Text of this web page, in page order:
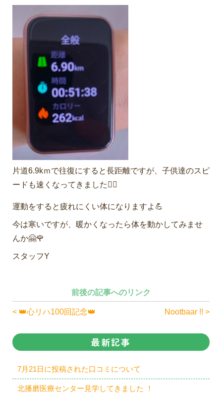
片道6.9kｍで往復にすると長距離ですが、子供達のスピ
ードも速くなってきました🚵‍♀️
運動をすると疲れにくい体になりますよ💪
今は寒いですが、暖かくなったら体を動かしてみませ
んか🤗🌹
スタッフY
前後の記事へのリンク
< 👑心リハ100回記念👑 Nootbaar !! >
最新記事
7月21日に投稿された口コミについて
北播磨医療センター見学してきました ！